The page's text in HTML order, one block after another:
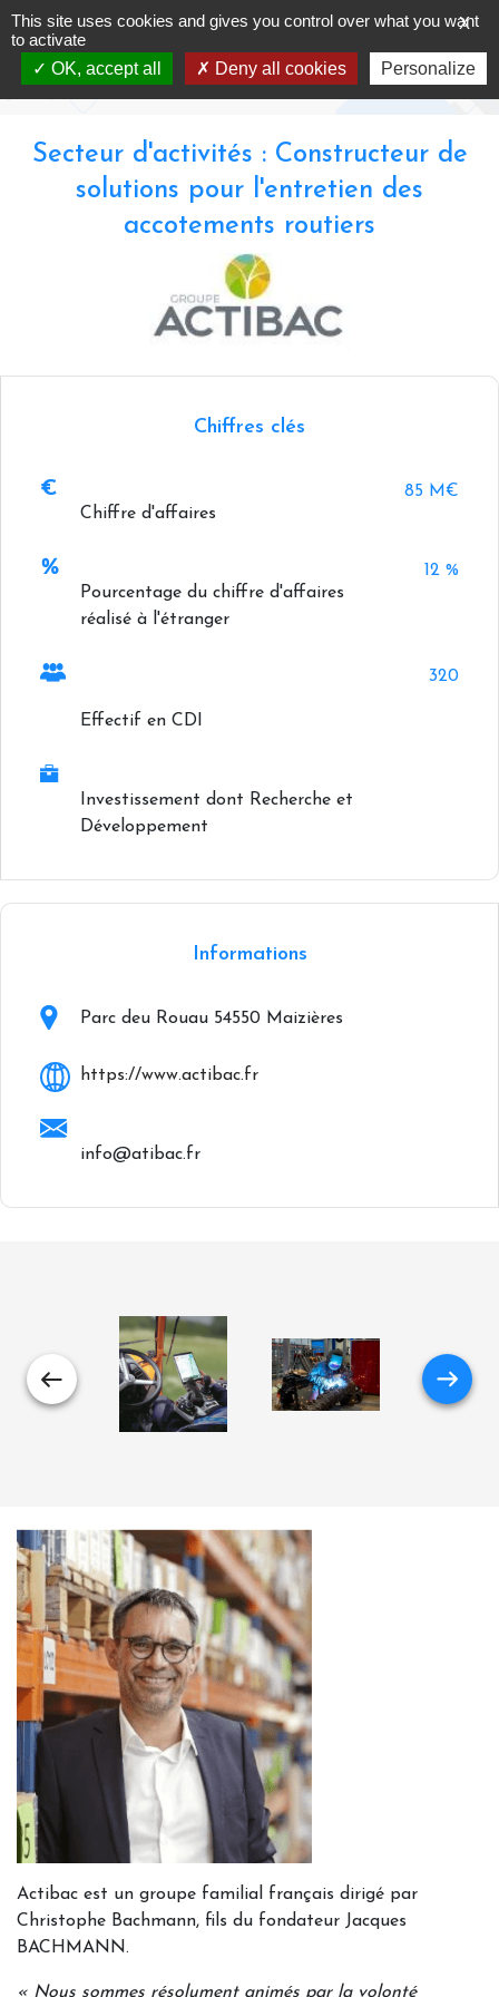
Skip
to
content
ACTIBAC
Accueil Annuaire - ACTIBAC
Secteur d'activités : Constructeur de
solutions pour l'entretien des
accotements routiers
Chiffres clés
Chiffre d'affaires
85 M€
Pourcentage du chiffre d'affaires
réalisé à l'étranger
12 %
Effectif en CDI
320
Investissement dont Recherche et
Développement
+
Informations
Parc deu Rouau 54550 Maizières
https://www.actibac.fr
info@atibac.fr
Actibac est un groupe familial français dirigé par
Christophe Bachmann, fils du fondateur Jacques
BACHMANN.
« Nous sommes résolument animés par la volonté
X
This site uses cookies and gives you control over what you want
to activate
OK, accept all
Deny all cookies Personalize